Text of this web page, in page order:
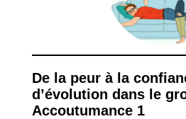
De la peur à la
d’évolution dans le
Accoutumance 1